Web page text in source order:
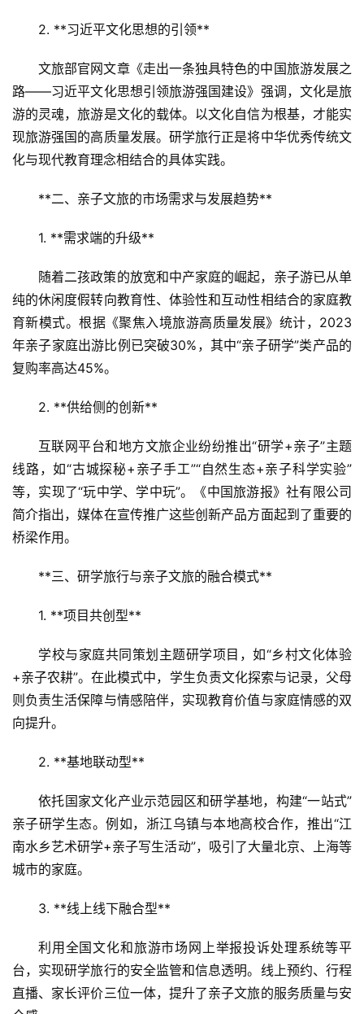
景
区
二
2. **习近平文化思想的引领**
文旅部官网文章《走出一条独具特色的中国旅游发展之
路——习近平文化思想引领旅游强国建设》强调，文化是旅
游的灵魂，旅游是文化的载体。以文化自信为根基，才能实
现旅游强国的高质量发展。研学旅行正是将中华优秀传统文
化与现代教育理念相结合的具体实践。
**二、亲子文旅的市场需求与发展趋势**
1. **需求端的升级**
随着二孩政策的放宽和中产家庭的崛起，亲子游已从单
纯的休闲度假转向教育性、体验性和互动性相结合的家庭教
育新模式。根据《聚焦入境旅游高质量发展》统计，2023
年亲子家庭出游比例已突破30%，其中“亲子研学”类产品的
复购率高达45%。
2. **供给侧的创新**
互联网平台和地方文旅企业纷纷推出“研学+亲子”主题
线路，如“古城探秘+亲子手工”“自然生态+亲子科学实验”
等，实现了“玩中学、学中玩”。《中国旅游报》社有限公司
简介指出，媒体在宣传推广这些创新产品方面起到了重要的
桥梁作用。
**三、研学旅行与亲子文旅的融合模式**
1. **项目共创型**
学校与家庭共同策划主题研学项目，如“乡村文化体验
+亲子农耕”。在此模式中，学生负责文化探索与记录，父母
则负责生活保障与情感陪伴，实现教育价值与家庭情感的双
向提升。
2. **基地联动型**
依托国家文化产业示范园区和研学基地，构建“一站式”
亲子研学生态。例如，浙江乌镇与本地高校合作，推出“江
南水乡艺术研学+亲子写生活动”，吸引了大量北京、上海等
城市的家庭。
3. **线上线下融合型**
利用全国文化和旅游市场网上举报投诉处理系统等平
台，实现研学旅行的安全监管和信息透明。线上预约、行程
直播、家长评价三位一体，提升了亲子文旅的服务质量与安